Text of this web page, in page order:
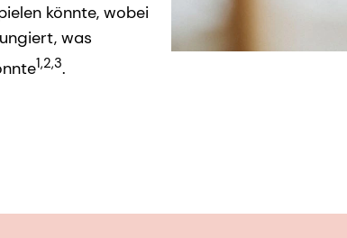
könnte, wobei
was
1,2,3.